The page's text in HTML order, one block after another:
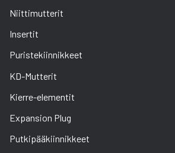
Niittimutterit
Insertit
Puristekiinnikkeet
KD-Mutterit
Kierre-elementit
Expansion Plug
Putkipääkiinnikkeet